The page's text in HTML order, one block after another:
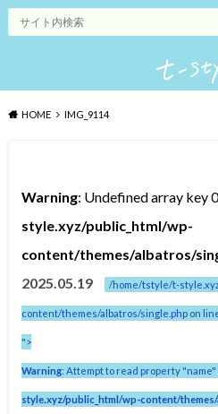
HOME IMG_9114
Warning: Undefined array key
style.xyz/public_html/wp-
content/themes/albatros/
2025.05.19
/home/tstyle/t-
content/themes/albatros/single.php on
">
Warning: Attempt to read property
style.xyz/public_html/wp-content/